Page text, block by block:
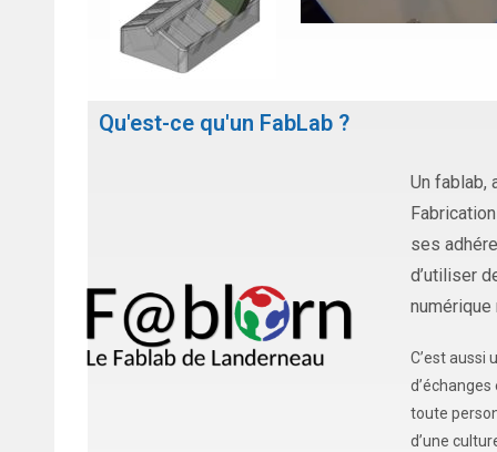
Qu'est-ce qu'un FabLab ?
Un fablab,
ses
d’utiliser
C’est aussi
toute
d’une